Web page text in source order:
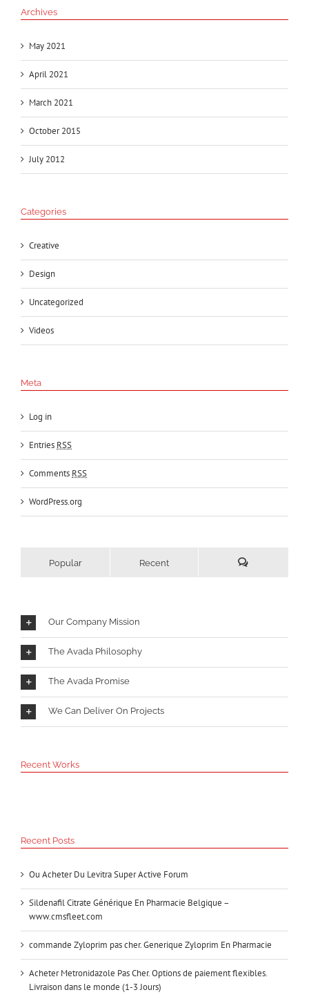
Archives
May 2021
April 2021
March 2021
October 2015
July 2012
Categories
Creative
Design
Uncategorized
Videos
Meta
Log in
Entries RSS
Comments RSS
WordPress.org
Popular Recent
Our Company Mission
The Avada Philosophy
The Avada Promise
We Can Deliver On Projects
Recent Works
Recent Posts
Ou Acheter Du Levitra Super Active Forum
Sildenafil Citrate Générique En Pharmacie Belgique –
www.cmsfleet.com
commande Zyloprim pas cher. Generique Zyloprim En Pharmacie
Acheter Metronidazole Pas Cher. Options de paiement flexibles.
Livraison dans le monde (1-3 Jours)